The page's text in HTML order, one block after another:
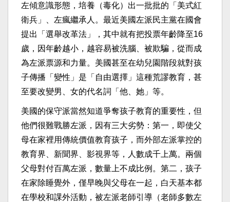
左傾意識形態，培養（毒化）出一批批的「美式紅
衛兵」、左瘋繼承人。最近美國左派民主黨在國會
提出「選舉改革法」，其中就有把投票年齡降至16
歲，因年齡越小，越容易被洗腦、被欺騙，從而成
為左派票源和力量。美國甚至在幼兒園階段就對孩
子傳播「變性」是「自由選擇」這種荒謬教育，甚
至要改變男、女的代名詞「他、她」等。
美國的保守派當然知道爭奪孩子教育的重要性，但
他們很難戰勝左派，因有三大劣勢：第一，即使父
母在家裡用傳統價值教育孩子，而外部左派掌控的
教育界、新聞界、影視界等，人數成千上萬。兩個
父母對付百萬左派，數量上不成比例。第二，孩子
在家除睡覺外，僅早晚與父母在一起，白天基本都
在學校和課外活動，被左派老師引導（老師多數左